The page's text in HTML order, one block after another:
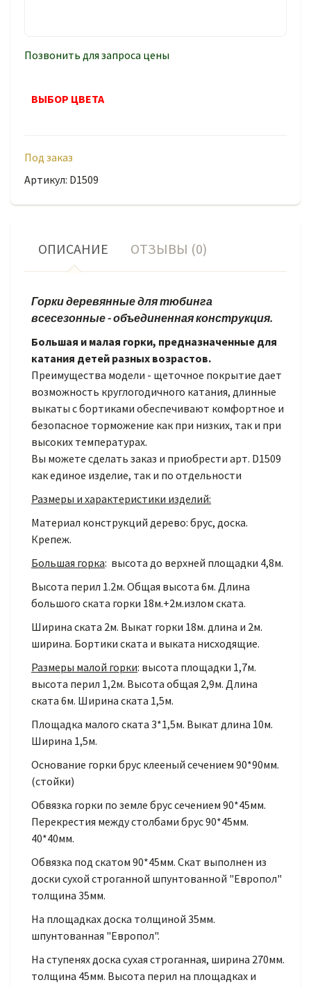
Позвонить для запроса цены
ВЫБОР ЦВЕТА
Под заказ
Артикул: D1509
ОПИСАНИЕ ОТЗЫВЫ (0)
Горки деревянные для тюбинга
всесезонные - объединенная конструкция.
Большая и малая горки, предназначенные для
катания детей разных возрастов.
Преимущества модели - щеточное покрытие дает
возможность круглогодичного катания, длинные
выкаты с бортиками обеспечивают комфортное и
безопасное торможение как при низких, так и при
высоких температурах.
Вы можете сделать заказ и приобрести арт. D1509
как единое изделие, так и по отдельности
Размеры и характеристики изделий:
Материал конструкций дерево: брус, доска.
Крепеж.
Большая горка: высота до верхней площадки 4,8м.
Высота перил 1.2м. Общая высота 6м. Длина
большого ската горки 18м.+2м.излом ската.
Ширина ската 2м. Выкат горки 18м. длина и 2м.
ширина. Бортики ската и выката нисходящие.
Размеры малой горки: высота площадки 1,7м.
высота перил 1,2м. Высота общая 2,9м. Длина
ската 6м. Ширина ската 1,5м.
Площадка малого ската 3*1,5м. Выкат длина 10м.
Ширина 1,5м.
Основание горки брус клееный сечением 90*90мм.
(стойки)
Обвязка горки по земле брус сечением 90*45мм.
Перекрестия между столбами брус 90*45мм.
40*40мм.
Обвязка под скатом 90*45мм. Скат выполнен из
доски сухой строганной шпунтованной "Европол"
толщина 35мм.
На площадках доска толщиной 35мм.
шпунтованная "Европол".
На ступенях доска сухая строганная, ширина 270мм.
толщина 45мм. Высота перил на площадках и